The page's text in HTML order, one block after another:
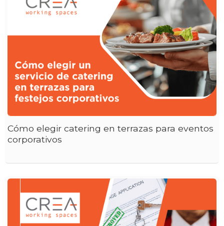
Cómo elegir catering en terrazas para eventos
corporativos